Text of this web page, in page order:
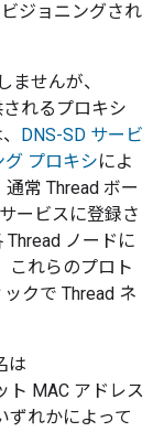
ジョニングされ
ませんが、
れるプロキシ
DNS-SD サービ
プロキシによ
通常 Thread ボー
ービスに登録さ
Thread ノードに
これらのプロト
クで Thread ネ
は
ト MAC アドレス
ずれかによって